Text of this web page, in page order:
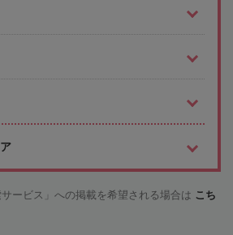
サービス」への掲載を希望される場合は こち